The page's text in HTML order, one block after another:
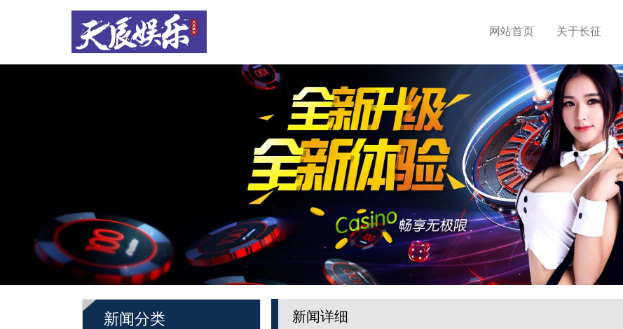
网站首页 关于长征
新闻分类 新闻详细